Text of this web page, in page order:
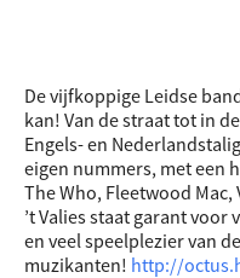
De vijfkoppige Leidse
kan! Van de straat tot in
Engels- en
eigen nummers, met een
The Who, Fleetwood
’t Valies staat garant
en veel speelplezier van de
muzikanten! http://